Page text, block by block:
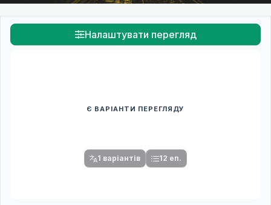
Налаштувати перегляд
Є ВАРІАНТИ ПЕРЕГЛЯДУ
1 варіантів 12 еп.